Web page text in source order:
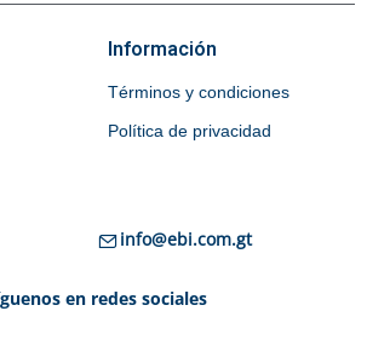
Información
Términos y condiciones
Política de privacidad
info@ebi.com.gt
en redes sociales